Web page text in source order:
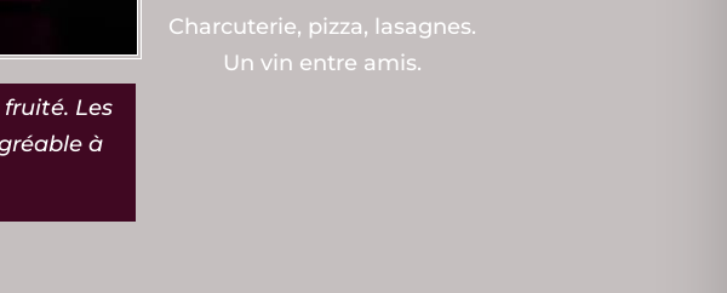
Les
à
Charcuterie, pizza, lasagnes.
Un vin entre amis.